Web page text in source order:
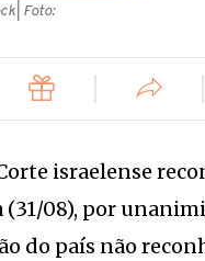
| Foto:
israelense
08), por
do país não